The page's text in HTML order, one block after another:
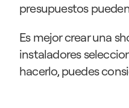
presupuestos
Es mejor crear una
instaladores
hacerlo, puedes